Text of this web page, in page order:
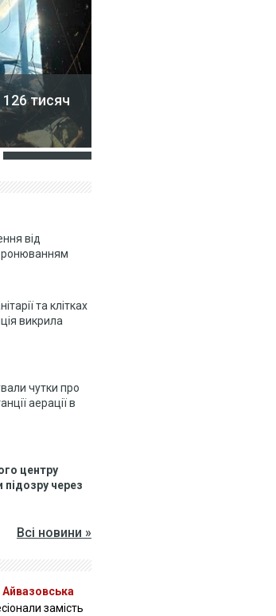
На Черкащині розслідують
військовій частині
від
бронюванням
та клітках
викрила
чутки про
аерації в
центру
підозру через
Всі новини »
Айвазовська
замість